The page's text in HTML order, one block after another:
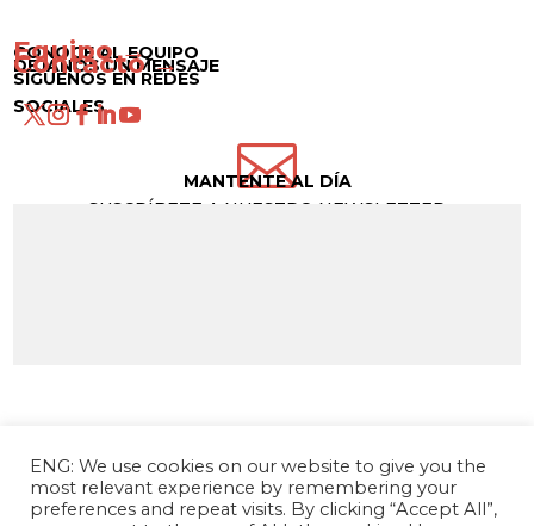
CONOCE AL EQUIPO
Equipo →
DÉJANOS UN MENSAJE
Contacto →
SÍGUENOS EN REDES
SOCIALES

MANTENTE AL DÍA
SUSCRÍBETE A NUESTRO NEWSLETTER
ENG: We use cookies on our website to give you the
most relevant experience by remembering your
preferences and repeat visits. By clicking “Accept All”,